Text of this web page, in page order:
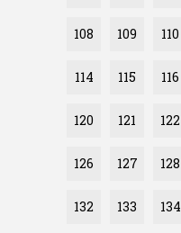
108 109 110
114 115 116
120 121 122
126 127 128
132 133 134